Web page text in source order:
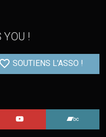
YOU !
SOUTIENS L'ASSO !
sur Instagram
L'Embobineuse sur